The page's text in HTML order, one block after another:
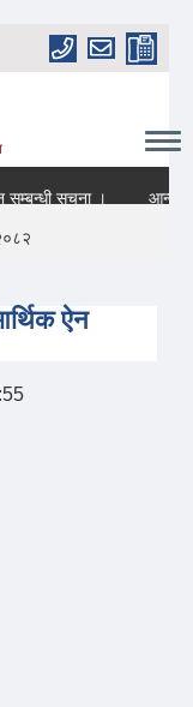
सूचना । आन्तरिक
ऐन